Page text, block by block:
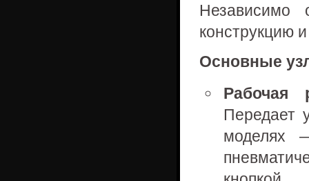
конструкцию
Основные
Рабочая
Передает
моделях